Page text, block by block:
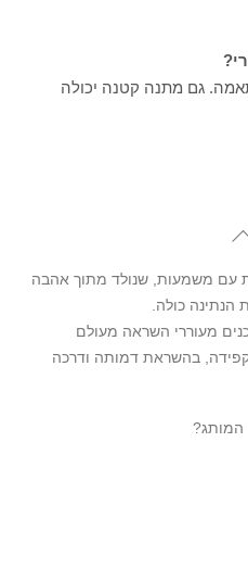
גם מתנה קטנה יכולה
Back
Topעם משמעות, שנולד מתוך אהבה
הנתינה כולה.
מעוררי השראה מעולם
בהשראת דמותה ודרכה
המותג?